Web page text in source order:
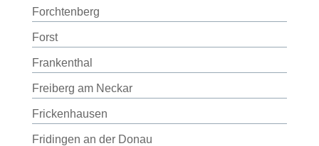
Forchtenberg
Forst
Frankenthal
Freiberg am Neckar
Frickenhausen
Fridingen an der Donau